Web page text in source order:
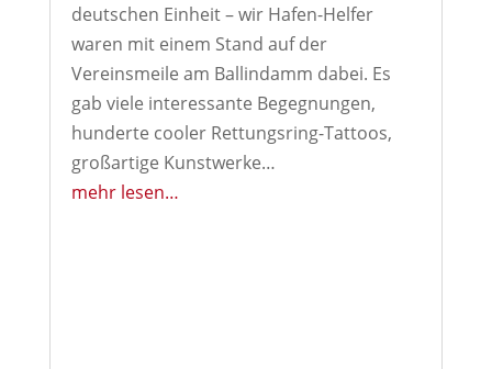
deutschen Einheit – wir Hafen-Helfer
waren mit einem Stand auf der
Vereinsmeile am Ballindamm dabei. Es
gab viele interessante Begegnungen,
hunderte cooler Rettungsring-Tattoos,
großartige Kunstwerke…
mehr lesen…